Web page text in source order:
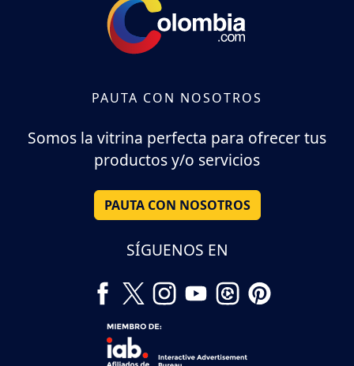
PAUTA CON NOSOTROS
Somos la vitrina perfecta para ofrecer tus
productos y/o servicios
PAUTA CON NOSOTROS
SÍGUENOS EN